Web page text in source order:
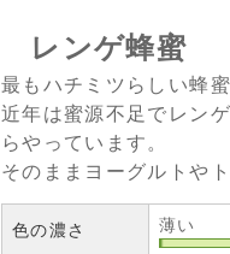
レンゲ蜂蜜
最もハチミツらしい蜂
近年は蜜源不足でレン
らやっています。
そのままヨーグルトや
色の濃さ 薄い